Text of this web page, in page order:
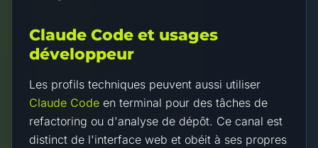
Claude Code et usages
développeur
Les profils techniques peuvent aussi utiliser
Claude Code en terminal pour des tâches de
refactoring ou d'analyse de dépôt. Ce canal est
distinct de l'interface web et obéit à ses propres